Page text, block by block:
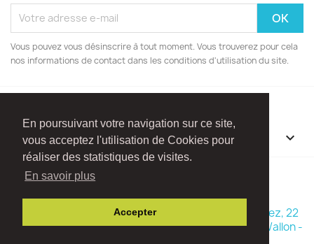
En poursuivant votre navigation sur ce site,
vous acceptez l'utilisation de Cookies pour
réaliser des statistiques de visites.
En savoir plus
Accepter
Vous pouvez vous désinscrire à tout moment. Vous trouverez pour cela
nos informations de contact dans les conditions d'utilisation du site.
INFORMATIONS 
FacebookInstagram
© 2026 - Boutique Madame Framboise - Rue Ry d'Hez, 22
1470 Baisy-Thy (Commune de Genappe - Brabant Wallon -